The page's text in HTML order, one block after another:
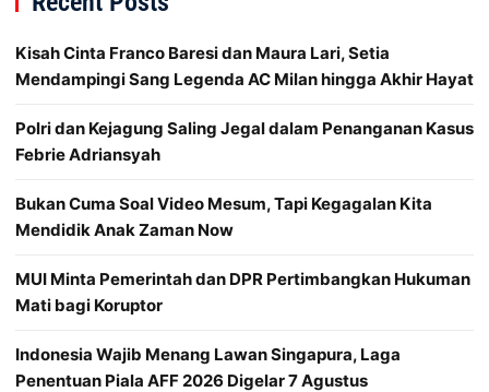
Kisah Cinta Franco Baresi dan Maura Lari, Setia
Mendampingi Sang Legenda AC Milan hingga Akhir Hayat
Polri dan Kejagung Saling Jegal dalam Penanganan Kasus
Febrie Adriansyah
Bukan Cuma Soal Video Mesum, Tapi Kegagalan Kita
Mendidik Anak Zaman Now
MUI Minta Pemerintah dan DPR Pertimbangkan Hukuman
Mati bagi Koruptor
Indonesia Wajib Menang Lawan Singapura, Laga
Penentuan Piala AFF 2026 Digelar 7 Agustus